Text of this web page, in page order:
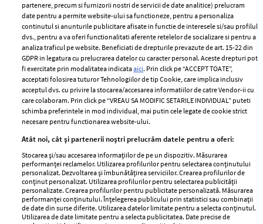
ELLE Style Awards
2024
Despre ELLE
Romania
Contact
Abonamente
Termeni si conditii
Politica de
confidențialitate
Politica de cookies
Publicitate
GSP
Unica
Baby
Retete
femei
Viva
Avantaje
Retete practice
partenere, precum si furnizorii nostri de servicii de date analitice) prelucram
date pentru a permite website-ului sa functioneze, pentru a personaliza
continutul si anunturile publicitare afisate in functie de interesele si/sau profilul
dvs., pentru a va oferi functionalitati aferente retelelor de socializare si pentru a
analiza traficul pe website. Beneficiati de drepturile prevazute de art. 15-22 din
GDPR in legatura cu prelucrarea datelor cu caracter personal. Aceste drepturi pot
fi exercitate prin modalitatea indicataaici. Prin click pe “ACCEPT TOATE”,
acceptati folosirea tuturor Tehnologiilor de tip Cookie, care implica inclusiv
acceptul dvs. cu privire la stocarea/accesarea informatiilor de catre Vendor-ii cu
care colaboram. Prin click pe “VREAU SA MODIFIC SETARILE INDIVIDUAL” puteti
schimba preferintele in mod individual, mai putin cele legate de cookie strict
necesare pentru functionarea website-ului.
Atât noi, cât și partenerii noștri prelucrăm datele pentru a oferi:
Stocarea și/sau accesarea informațiilor de pe un dispozitiv. Măsurarea
performanței reclamelor. Utilizarea profilurilor pentru selectarea conținutului
personalizat. Dezvoltarea și îmbunătățirea serviciilor. Crearea profilurilor de
conținut personalizat. Utilizarea profilurilor pentru selectarea publicității
personalizate. Crearea profilurilor pentru publicitate personalizată. Măsurarea
performanței conținutului. Înțelegerea publicului prin statistici sau combinații
de date din surse diferite. Utilizarea datelor limitate pentru a selecta conținutul.
Utilizarea de date limitate pentru a selecta publicitatea. Date precise de